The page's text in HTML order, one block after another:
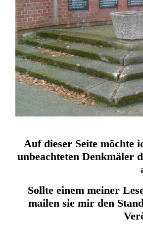
Auf dieser Seite möchte
unbeachteten Denkmäler
Sollte einem meiner
mailen sie mir den